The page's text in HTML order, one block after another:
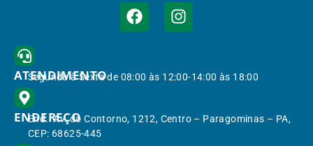
ATENDIMENTO
Segunda à Sexta de 08:00 às 12:00-14:00 às 18:00
ENDEREÇO
End.: Av. do Contorno, 1212, Centro – Paragominas – PA,
CEP: 68625-445